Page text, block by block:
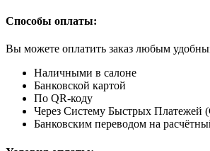
Способы оплаты:
Вы можете оплатить заказ любым
Наличными в салоне
Банковской картой
По QR-коду
Через Систему Быстрых Платежей
Банковским переводом на